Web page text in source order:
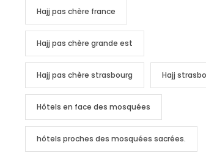
Hajj pas chère france
Hajj pas chère grande est
Hajj pas chère strasbourg Hajj
Hôtels en face des mosquées
hôtels proches des mosquées sacrées.